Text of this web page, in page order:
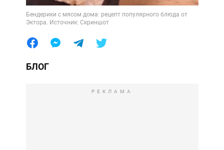
Бендерики с мясом дома: рецепт популярного блюда от
Эктора. Источник: Скриншот
БЛОГ
РЕКЛАМА